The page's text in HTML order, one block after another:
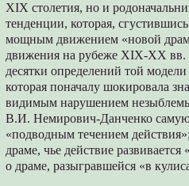
XIX столетия, но и
тенденции, которая,
мощным движением «новой
движения на рубеже XIX-XX
десятки определений той
которая поначалу шокировала
видимым нарушением
В.И. Немирович-Данченко самую
«подводным течением
драме, чье действие
о драме, разыгравшейся «в